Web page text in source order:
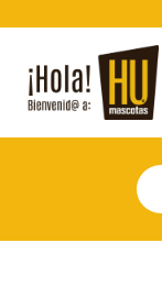
Saltar
al
contenido